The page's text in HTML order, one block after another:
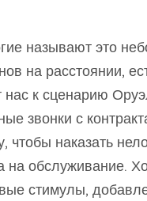
называют это
на расстоянии,
нас к сценарию
звонки с
чтобы наказать
на обслуживание.
стимулы,